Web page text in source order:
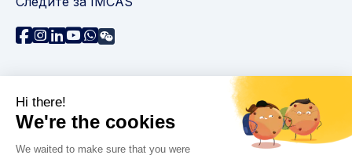
Связаться с нами
Часто задаваемые вопросы